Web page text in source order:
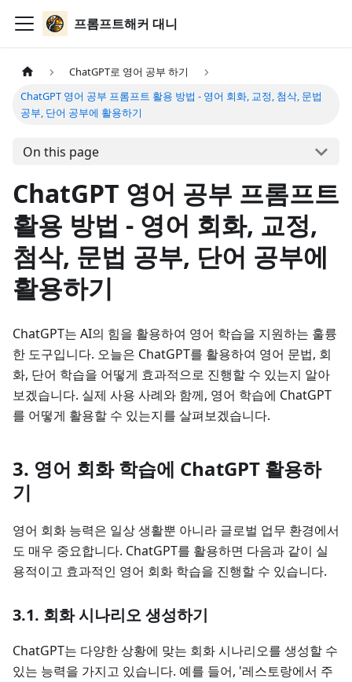
프롬프트해커 대니
ChatGPT로 영어 공부 하기
ChatGPT 영어 공부 프롬프트 활용 방법 - 영어 회화, 교정, 첨삭, 문법
공부, 단어 공부에 활용하기
On this page
ChatGPT 영어 공부 프롬프트
활용 방법 - 영어 회화, 교정,
첨삭, 문법 공부, 단어 공부에
활용하기
ChatGPT는 AI의 힘을 활용하여 영어 학습을 지원하는 훌륭
한 도구입니다. 오늘은 ChatGPT를 활용하여 영어 문법, 회
화, 단어 학습을 어떻게 효과적으로 진행할 수 있는지 알아
보겠습니다. 실제 사용 사례와 함께, 영어 학습에 ChatGPT
를 어떻게 활용할 수 있는지를 살펴보겠습니다.
3. 영어 회화 학습에 ChatGPT 활용하
기
영어 회화 능력은 일상 생활뿐 아니라 글로벌 업무 환경에서
도 매우 중요합니다. ChatGPT를 활용하면 다음과 같이 실
용적이고 효과적인 영어 회화 학습을 진행할 수 있습니다.
3.1. 회화 시나리오 생성하기
ChatGPT는 다양한 상황에 맞는 회화 시나리오를 생성할 수
있는 능력을 가지고 있습니다. 예를 들어, '레스토랑에서 주